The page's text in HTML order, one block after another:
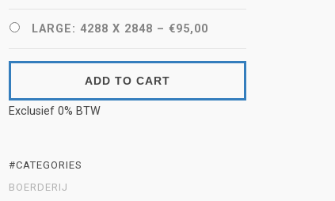
LARGE: 4288 X 2848 – €95,00
ADD TO CART
Exclusief 0% BTW
#CATEGORIES
BOERDERIJ